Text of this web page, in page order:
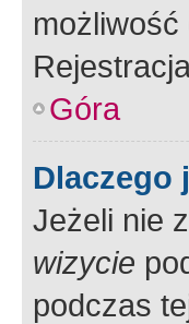
Góra
Dlaczego
Jeżeli nie
wizycie
podczas